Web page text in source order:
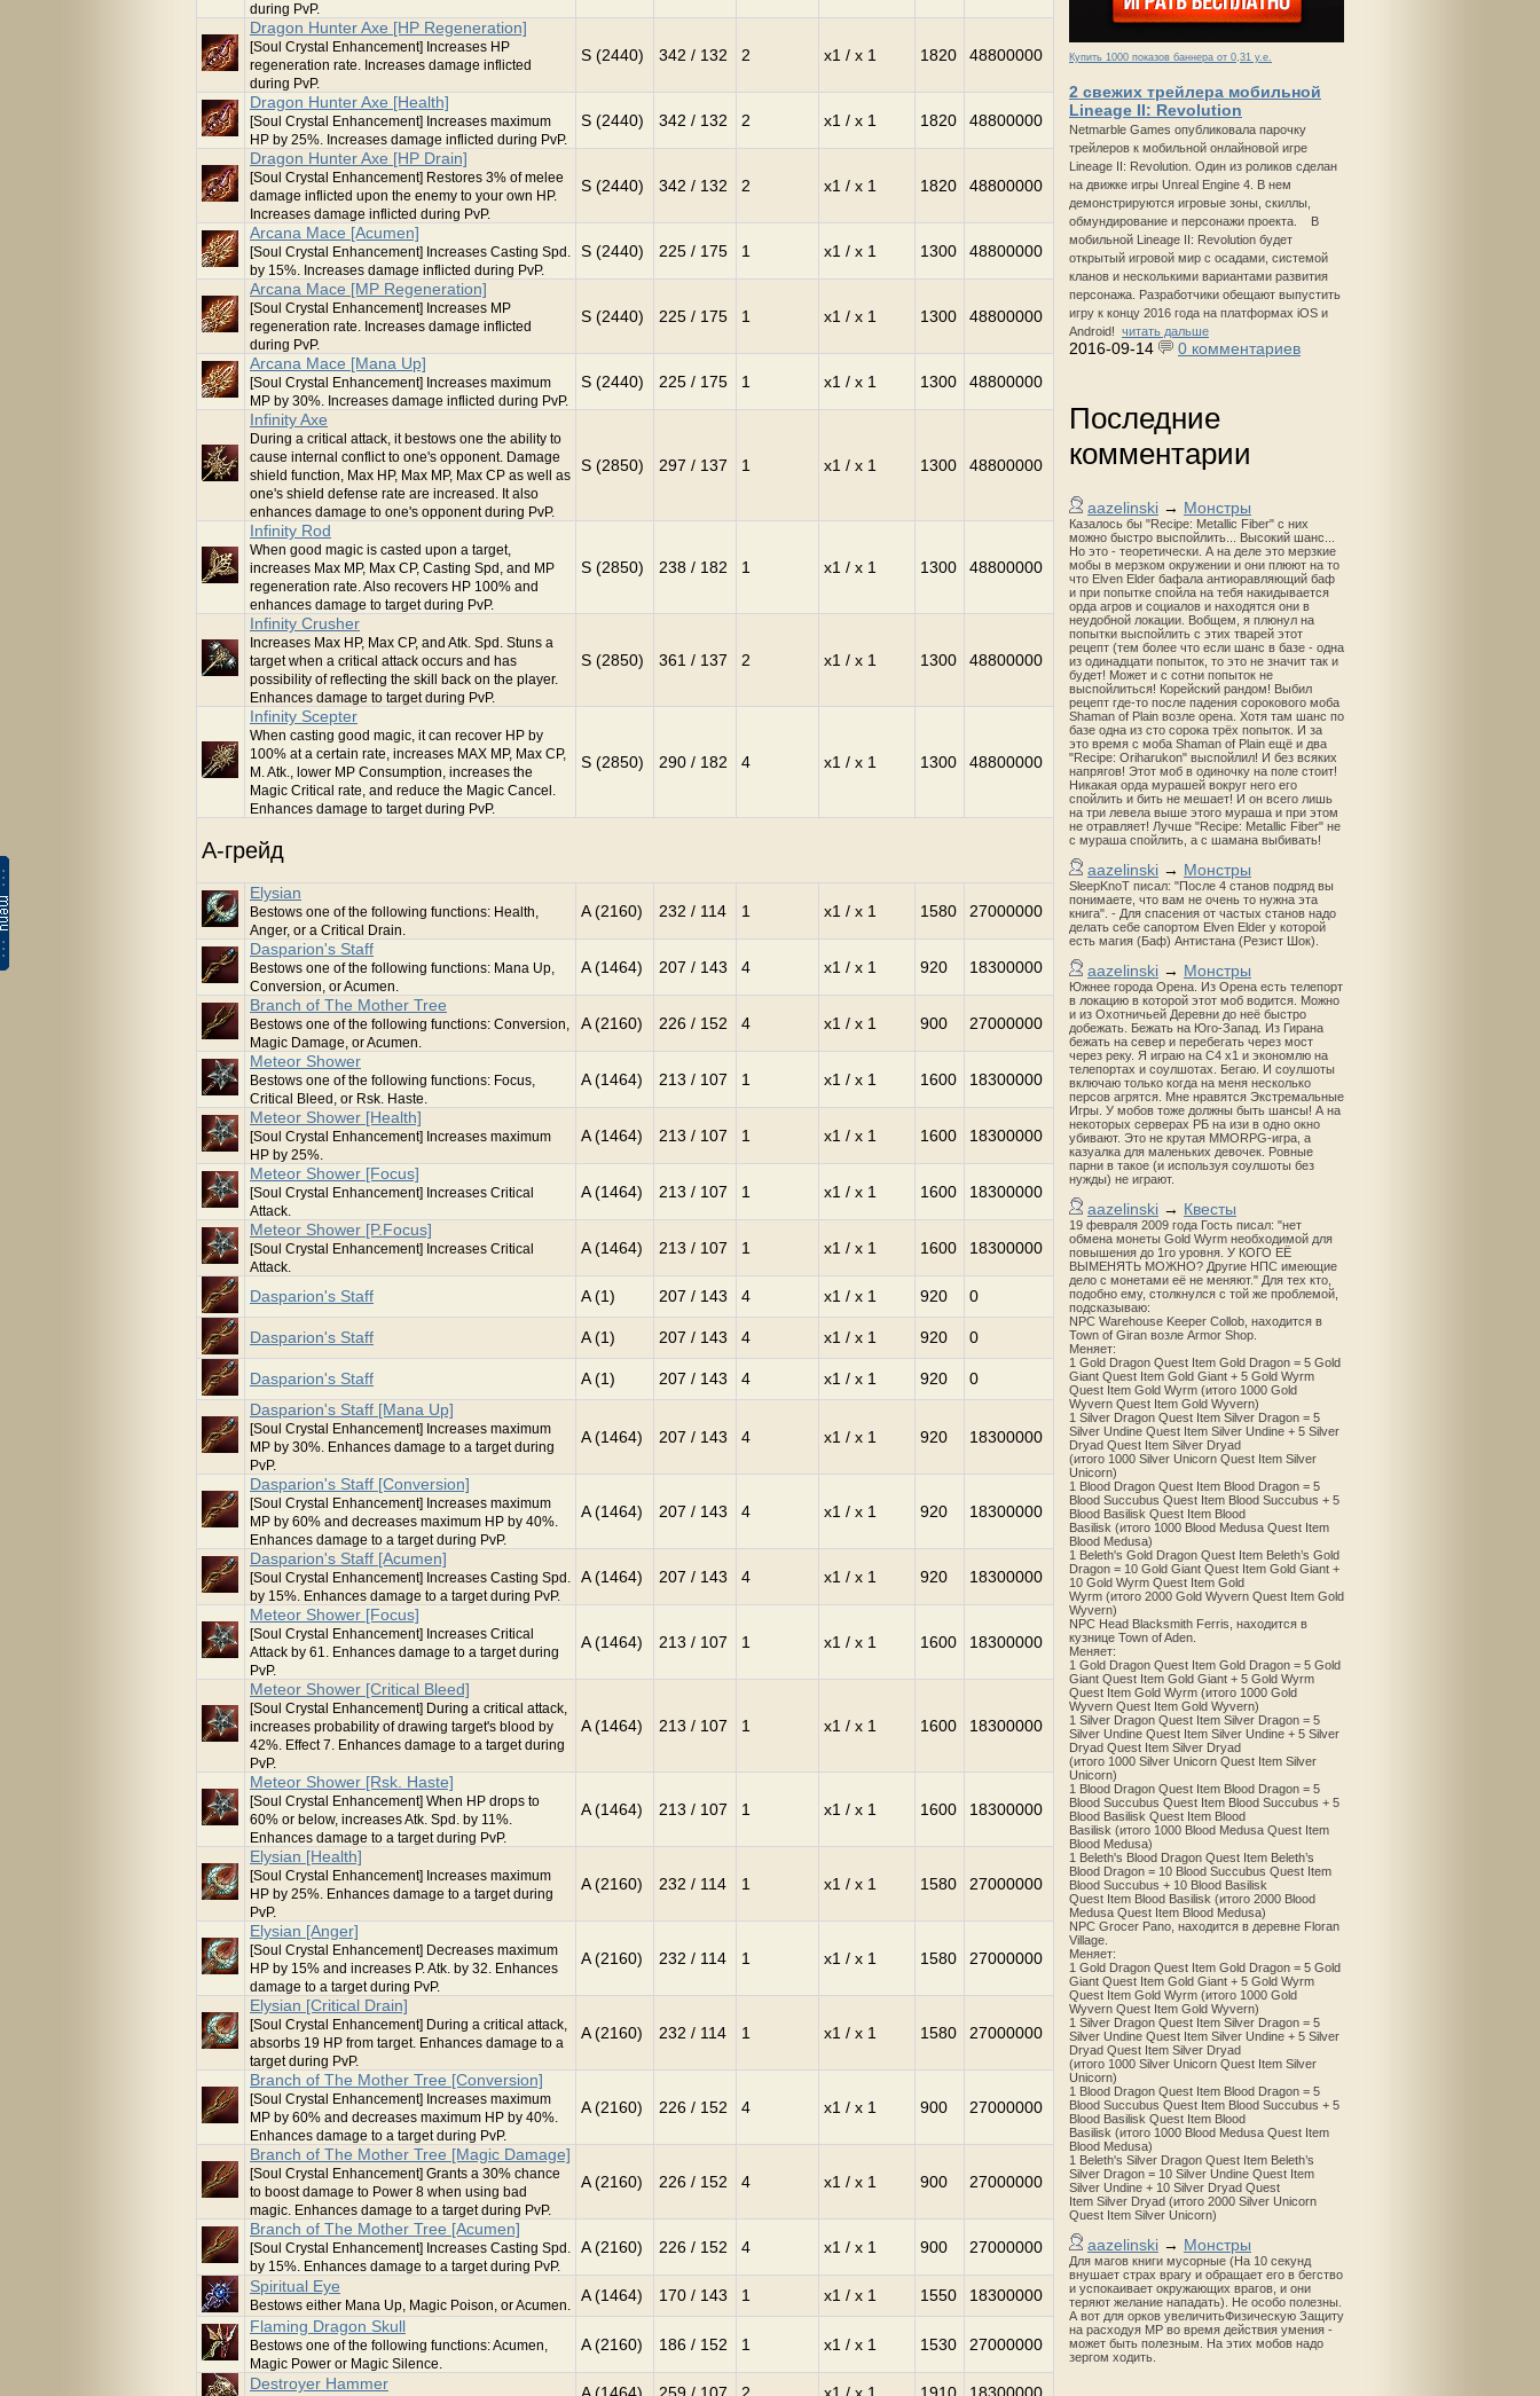
Купить 1000 показов баннера от 0,31 у.е.
2 свежих трейлера мобильной
Lineage II: Revolution
Netmarble Games опубликовала парочку
трейлеров к мобильной онлайновой игре
Lineage II: Revolution. Один из роликов сделан
на движке игры Unreal Engine 4. В нем
демонстрируются игровые зоны, скиллы,
обмундирование и персонажи проекта. В
мобильной Lineage II: Revolution будет
открытый игровой мир с осадами, системой
кланов и несколькими вариантами развития
персонажа. Разработчики обещают выпустить
игру к концу 2016 года на платформах iOS и
Android! читать дальше
2016-09-14 0 комментариев
Последние
комментарии
aazelinski → Монстры
Казалось бы "Recipe: Metallic Fiber" с них
можно быстро выспойлить... Высокий шанс...
Но это - теоретически. А на деле это мерзкие
мобы в мерзком окружении и они плюют на то
что Elven Elder бафала антиоравляющий баф
и при попытке спойла на тебя накидывается
орда агров и социалов и находятся они в
неудобной локации. Вобщем, я плюнул на
попытки выспойлить с этих тварей этот
рецепт (тем более что если шанс в базе - одна
из одинадцати попыток, то это не значит так и
будет! Может и с сотни попыток не
выспойлиться! Корейский рандом! Выбил
рецепт где-то после падения сорокового моба
Shaman of Plain возле орена. Хотя там шанс по
базе одна из сто сорока трёх попыток. И за
это время с моба Shaman of Plain ещё и два
"Recipe: Oriharukon" выспойлил! И без всяких
напрягов! Этот моб в одиночку на поле стоит!
Никакая орда мурашей вокруг него его
спойлить и бить не мешает! И он всего лишь
на три левела выше этого мураша и при этом
не отравляет! Лучше "Recipe: Metallic Fiber" не
с мураша спойлить, а с шамана выбивать!
aazelinski → Монстры
SleepKnoT писал: "После 4 станов подряд вы
понимаете, что вам не очень то нужна эта
книга". - Для спасения от частых станов надо
делать себе сапортом Elven Elder у которой
есть магия (Баф) Антистана (Резист Шок).
aazelinski → Монстры
Южнее города Орена. Из Орена есть телепорт
в локацию в которой этот моб водится. Можно
и из Охотничьей Деревни до неё быстро
добежать. Бежать на Юго-Запад. Из Гирана
бежать на север и перебегать через мост
через реку. Я играю на С4 х1 и экономлю на
телепортах и соулшотах. Бегаю. И соулшоты
включаю только когда на меня несколько
персов агрятся. Мне нравятся Экстремальные
Игры. У мобов тоже должны быть шансы! А на
некоторых серверах РБ на изи в одно окно
убивают. Это не крутая MMORPG-игра, а
казуалка для маленьких девочек. Ровные
парни в такое (и используя соулшоты без
нужды) не играют.
aazelinski → Квесты
19 февраля 2009 года Гость писал: "нет
обмена монеты Gold Wyrm необходимой для
повышения до 1го уровня. У КОГО ЕЁ
ВЫМЕНЯТЬ МОЖНО? Другие НПС имеющие
дело с монетами её не меняют." Для тех кто,
подобно ему, столкнулся с той же проблемой,
подсказываю:
NPC Warehouse Keeper Collob, находится в
Town of Giran возле Armor Shop.
Меняет:
1 Gold Dragon Quest Item Gold Dragon = 5 Gold
Giant Quest Item Gold Giant + 5 Gold Wyrm
Quest Item Gold Wyrm (итого 1000 Gold
Wyvern Quest Item Gold Wyvern)
1 Silver Dragon Quest Item Silver Dragon = 5
Silver Undine Quest Item Silver Undine + 5 Silver
Dryad Quest Item Silver Dryad
(итого 1000 Silver Unicorn Quest Item Silver
Unicorn)
1 Blood Dragon Quest Item Blood Dragon = 5
Blood Succubus Quest Item Blood Succubus + 5
Blood Basilisk Quest Item Blood
Basilisk (итого 1000 Blood Medusa Quest Item
Blood Medusa)
1 Beleth's Gold Dragon Quest Item Beleth’s Gold
Dragon = 10 Gold Giant Quest Item Gold Giant +
10 Gold Wyrm Quest Item Gold
Wyrm (итого 2000 Gold Wyvern Quest Item Gold
Wyvern)
NPC Head Blacksmith Ferris, находится в
кузнице Town of Aden.
Меняет:
1 Gold Dragon Quest Item Gold Dragon = 5 Gold
Giant Quest Item Gold Giant + 5 Gold Wyrm
Quest Item Gold Wyrm (итого 1000 Gold
Wyvern Quest Item Gold Wyvern)
1 Silver Dragon Quest Item Silver Dragon = 5
Silver Undine Quest Item Silver Undine + 5 Silver
Dryad Quest Item Silver Dryad
(итого 1000 Silver Unicorn Quest Item Silver
Unicorn)
1 Blood Dragon Quest Item Blood Dragon = 5
Blood Succubus Quest Item Blood Succubus + 5
Blood Basilisk Quest Item Blood
Basilisk (итого 1000 Blood Medusa Quest Item
Blood Medusa)
1 Beleth's Blood Dragon Quest Item Beleth’s
Blood Dragon = 10 Blood Succubus Quest Item
Blood Succubus + 10 Blood Basilisk
Quest Item Blood Basilisk (итого 2000 Blood
Medusa Quest Item Blood Medusa)
NPC Grocer Pano, находится в деревне Floran
Village.
Меняет:
1 Gold Dragon Quest Item Gold Dragon = 5 Gold
Giant Quest Item Gold Giant + 5 Gold Wyrm
Quest Item Gold Wyrm (итого 1000 Gold
Wyvern Quest Item Gold Wyvern)
1 Silver Dragon Quest Item Silver Dragon = 5
Silver Undine Quest Item Silver Undine + 5 Silver
Dryad Quest Item Silver Dryad
(итого 1000 Silver Unicorn Quest Item Silver
Unicorn)
1 Blood Dragon Quest Item Blood Dragon = 5
Blood Succubus Quest Item Blood Succubus + 5
Blood Basilisk Quest Item Blood
Basilisk (итого 1000 Blood Medusa Quest Item
Blood Medusa)
1 Beleth's Silver Dragon Quest Item Beleth’s
Silver Dragon = 10 Silver Undine Quest Item
Silver Undine + 10 Silver Dryad Quest
Item Silver Dryad (итого 2000 Silver Unicorn
Quest Item Silver Unicorn)
aazelinski → Монстры
Для магов книги мусорные (На 10 секунд
внушает страх врагу и обращает его в бегство
и успокаивает окружающих врагов, и они
теряют желание нападать). Не особо полезны.
А вот для орков увеличитьФизическую Защиту
на расходуя MP во время действия умения -
может быть полезным. На этих мобов надо
зергом ходить.
during PvP.
Dragon Hunter Axe [HP Regeneration]
[Soul Crystal Enhancement] Increases HP
regeneration rate. Increases damage inflicted
during PvP.
S (2440) 342 / 132 2 x1 / x 1 1820 48800000
Dragon Hunter Axe [Health]
[Soul Crystal Enhancement] Increases maximum
HP by 25%. Increases damage inflicted during PvP.
S (2440) 342 / 132 2 x1 / x 1 1820 48800000
Dragon Hunter Axe [HP Drain]
[Soul Crystal Enhancement] Restores 3% of melee
damage inflicted upon the enemy to your own HP.
Increases damage inflicted during PvP.
S (2440) 342 / 132 2 x1 / x 1 1820 48800000
Arcana Mace [Acumen]
[Soul Crystal Enhancement] Increases Casting Spd.
by 15%. Increases damage inflicted during PvP.
S (2440) 225 / 175 1 x1 / x 1 1300 48800000
Arcana Mace [MP Regeneration]
[Soul Crystal Enhancement] Increases MP
regeneration rate. Increases damage inflicted
during PvP.
S (2440) 225 / 175 1 x1 / x 1 1300 48800000
Arcana Mace [Mana Up]
[Soul Crystal Enhancement] Increases maximum
MP by 30%. Increases damage inflicted during PvP.
S (2440) 225 / 175 1 x1 / x 1 1300 48800000
Infinity Axe
During a critical attack, it bestows one the ability to
cause internal conflict to one's opponent. Damage
shield function, Max HP, Max MP, Max CP as well as
one's shield defense rate are increased. It also
enhances damage to one's opponent during PvP.
S (2850) 297 / 137 1 x1 / x 1 1300 48800000
Infinity Rod
When good magic is casted upon a target,
increases Max MP, Max CP, Casting Spd, and MP
regeneration rate. Also recovers HP 100% and
enhances damage to target during PvP.
S (2850) 238 / 182 1 x1 / x 1 1300 48800000
Infinity Crusher
Increases Max HP, Max CP, and Atk. Spd. Stuns a
target when a critical attack occurs and has
possibility of reflecting the skill back on the player.
Enhances damage to target during PvP.
S (2850) 361 / 137 2 x1 / x 1 1300 48800000
Infinity Scepter
When casting good magic, it can recover HP by
100% at a certain rate, increases MAX MP, Max CP,
M. Atk., lower MP Consumption, increases the
Magic Critical rate, and reduce the Magic Cancel.
Enhances damage to target during PvP.
S (2850) 290 / 182 4 x1 / x 1 1300 48800000
A-грейд
Elysian
Bestows one of the following functions: Health,
Anger, or a Critical Drain.
A (2160) 232 / 114 1 x1 / x 1 1580 27000000
Dasparion's Staff
Bestows one of the following functions: Mana Up,
Conversion, or Acumen.
A (1464) 207 / 143 4 x1 / x 1 920 18300000
Branch of The Mother Tree
Bestows one of the following functions: Conversion,
Magic Damage, or Acumen.
A (2160) 226 / 152 4 x1 / x 1 900 27000000
Meteor Shower
Bestows one of the following functions: Focus,
Critical Bleed, or Rsk. Haste.
A (1464) 213 / 107 1 x1 / x 1 1600 18300000
Meteor Shower [Health]
[Soul Crystal Enhancement] Increases maximum
HP by 25%.
A (1464) 213 / 107 1 x1 / x 1 1600 18300000
Meteor Shower [Focus]
[Soul Crystal Enhancement] Increases Critical
Attack.
A (1464) 213 / 107 1 x1 / x 1 1600 18300000
Meteor Shower [P.Focus]
[Soul Crystal Enhancement] Increases Critical
Attack.
A (1464) 213 / 107 1 x1 / x 1 1600 18300000
Dasparion's Staff A (1) 207 / 143 4 x1 / x 1 920 0
Dasparion's Staff A (1) 207 / 143 4 x1 / x 1 920 0
Dasparion's Staff A (1) 207 / 143 4 x1 / x 1 920
0
Dasparion's Staff [Mana Up]
[Soul Crystal Enhancement] Increases maximum
MP by 30%. Enhances damage to a target during
PvP.
A (1464) 207 / 143 4 x1 / x 1 920 18300000
Dasparion's Staff [Conversion]
[Soul Crystal Enhancement] Increases maximum
MP by 60% and decreases maximum HP by 40%.
Enhances damage to a target during PvP.
A (1464) 207 / 143 4 x1 / x 1 920 18300000
Dasparion's Staff [Acumen]
[Soul Crystal Enhancement] Increases Casting Spd.
by 15%. Enhances damage to a target during PvP.
A (1464) 207 / 143 4 x1 / x 1 920 18300000
Meteor Shower [Focus]
[Soul Crystal Enhancement] Increases Critical
Attack by 61. Enhances damage to a target during
PvP.
A (1464) 213 / 107 1 x1 / x 1 1600 18300000
Meteor Shower [Critical Bleed]
[Soul Crystal Enhancement] During a critical attack,
increases probability of drawing target's blood by
42%. Effect 7. Enhances damage to a target during
PvP.
A (1464) 213 / 107 1 x1 / x 1 1600 18300000
Meteor Shower [Rsk. Haste]
[Soul Crystal Enhancement] When HP drops to
60% or below, increases Atk. Spd. by 11%.
Enhances damage to a target during PvP.
A (1464) 213 / 107 1 x1 / x 1 1600 18300000
Elysian [Health]
[Soul Crystal Enhancement] Increases maximum
HP by 25%. Enhances damage to a target during
PvP.
A (2160) 232 / 114 1 x1 / x 1 1580 27000000
Elysian [Anger]
[Soul Crystal Enhancement] Decreases maximum
HP by 15% and increases P. Atk. by 32. Enhances
damage to a target during PvP.
A (2160) 232 / 114 1 x1 / x 1 1580 27000000
Elysian [Critical Drain]
[Soul Crystal Enhancement] During a critical attack,
absorbs 19 HP from target. Enhances damage to a
target during PvP.
A (2160) 232 / 114 1 x1 / x 1 1580 27000000
Branch of The Mother Tree [Conversion]
[Soul Crystal Enhancement] Increases maximum
MP by 60% and decreases maximum HP by 40%.
Enhances damage to a target during PvP.
A (2160) 226 / 152 4 x1 / x 1 900 27000000
Branch of The Mother Tree [Magic Damage]
[Soul Crystal Enhancement] Grants a 30% chance
to boost damage to Power 8 when using bad
magic. Enhances damage to a target during PvP.
A (2160) 226 / 152 4 x1 / x 1 900 27000000
Branch of The Mother Tree [Acumen]
[Soul Crystal Enhancement] Increases Casting Spd.
by 15%. Enhances damage to a target during PvP.
A (2160) 226 / 152 4 x1 / x 1 900 27000000
Spiritual Eye
Bestows either Mana Up, Magic Poison, or Acumen.
A (1464) 170 / 143 1 x1 / x 1 1550
18300000
Flaming Dragon Skull
Bestows one of the following functions: Acumen,
Magic Power or Magic Silence.
A (2160) 186 / 152 1 x1 / x 1 1530 27000000
Destroyer Hammer